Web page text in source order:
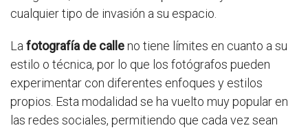
cualquier tipo de invasión a su espacio.
La fotografía de calleno tiene límites en cuanto a su
estilo o técnica, por lo que los fotógrafos pueden
experimentar con diferentes enfoques y estilos
propios. Esta modalidad se ha vuelto muy popular en
las redes sociales, permitiendo que cada vez sean